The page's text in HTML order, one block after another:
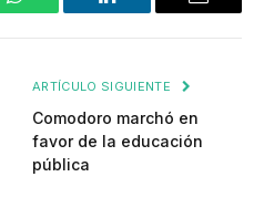
WhatsApp LinkedIn Email
ARTÍCULO SIGUIENTE
Comodoro marchó en
favor de la educación
pública